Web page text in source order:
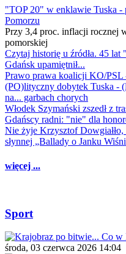
"TOP 20" w enklawie Tuska
Pomorzu
Przy 3,4 proc. inflacji rocznej
pomorskiej
Czytaj historię u źródła. 45
Gdańsk upamiętnił...
Prawo prawa koalicji KO/PSL
(PO)lityczny dobytek Tuska -
na... garbach chorych
Włodek Szymański zszedł z
Gdańscy radni: "nie" dla
Nie żyje Krzysztof
słynnej „Ballady o Janku
więcej ...
Sport
środa, 03 czerwca 2026 14:04